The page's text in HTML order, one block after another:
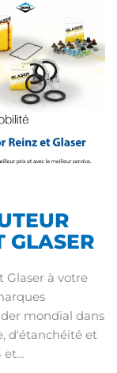
GLASER
Glaser à votre
mondial dans
d'étanchéité et
et…